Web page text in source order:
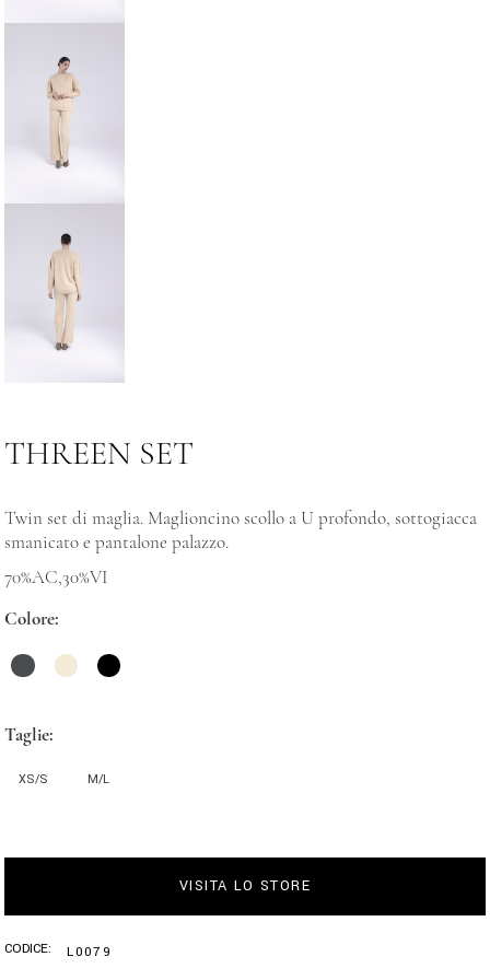
THREEN SET
Twin set di maglia. Maglioncino scollo a U profondo, sottogiacca
smanicato e pantalone palazzo.
70%AC,30%VI
Colore
Taglie
XS/S M/L
VISITA LO STORE
CODICE: L0079